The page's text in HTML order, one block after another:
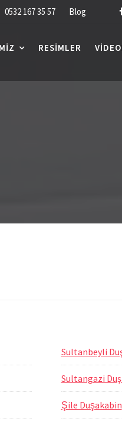
0532 167 35 57 Blog
RESIMLER
Sultanbeyli
Sultangazi
Şile Duşakabin